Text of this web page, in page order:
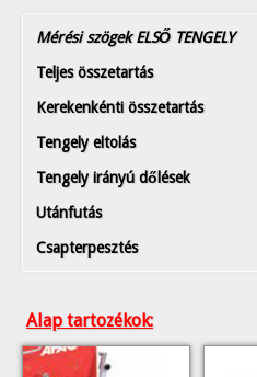
Mérési szögek ELSŐ TENGELY
Teljes összetartás
Kerekenkénti összetartás
Tengely eltolás
Tengely irányú dőlések
Utánfutás
Csapterpesztés
Alap tartozékok: